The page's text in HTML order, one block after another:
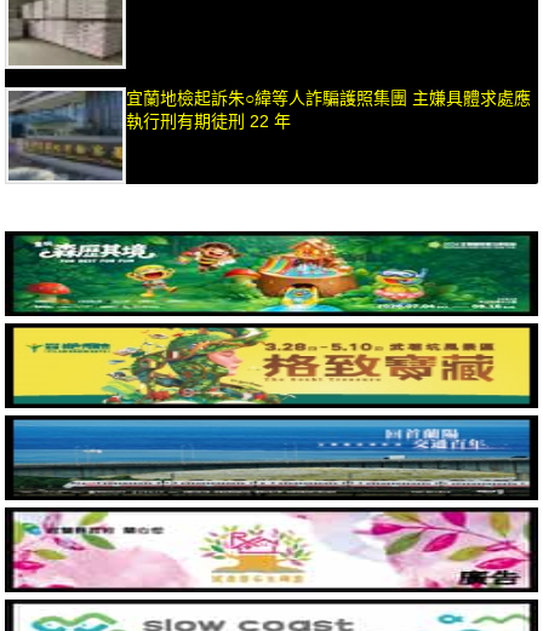
宜蘭地檢起訴朱○緯等人詐騙護照集團 主嫌具體求處應
執行刑有期徒刑 22 年